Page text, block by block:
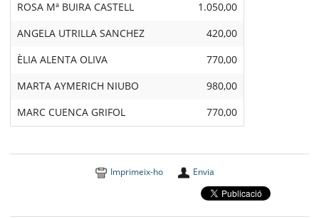
ROSA Mª BUIRA CASTELL 1.050,00
ANGELA UTRILLA SANCHEZ 420,00
ÈLIA ALENTA OLIVA 770,00
MARTA AYMERICH NIUBO 980,00
MARC CUENCA GRIFOL 770,00
Imprimeix-ho Envia